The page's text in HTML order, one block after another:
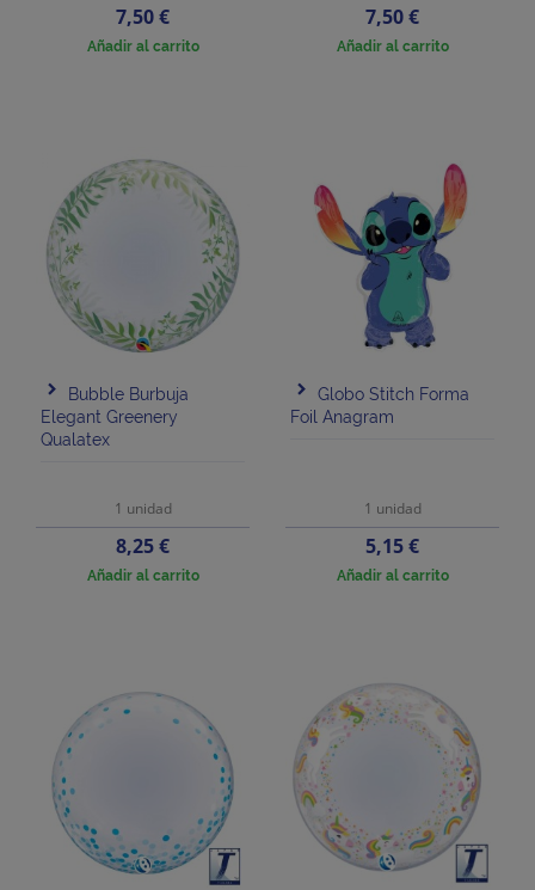
Precio
7,50 €
Añadir al carrito
Precio
7,50 €
Añadir al carrito
Bubble Burbuja
Elegant Greenery
Qualatex
1 unidad
Precio
8,25 €
Añadir al carrito
Globo Stitch Forma
Foil Anagram
1 unidad
Precio
5,15 €
Añadir al carrito